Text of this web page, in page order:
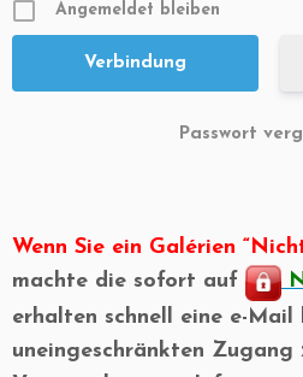
Angemeldet bleiben
Passwort
Wenn Sie ein Galérien
machte die sofort auf
erhalten schnell eine e-
uneingeschränkten Zugang